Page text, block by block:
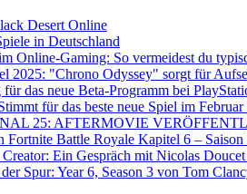
Desert Online
in Deutschland
Online-Gaming: So vermeidest du
2025: "Chrono Odyssey" sorgt für
das neue Beta-Programm bei
für das beste neue Spiel im
25: AFTERMOVIE
Fortnite Battle Royale Kapitel 6 –
Creator: Ein Gespräch mit Nicolas
Spur: Year 6, Season 3 von Tom